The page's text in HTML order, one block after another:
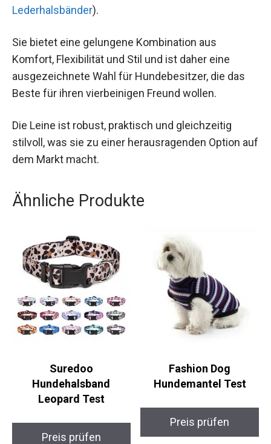
Lederhalsbänder).
Sie bietet eine gelungene Kombination aus
Komfort, Flexibilität und Stil und ist daher eine
ausgezeichnete Wahl für Hundebesitzer, die das
Beste für ihren vierbeinigen Freund wollen.
Die Leine ist robust, praktisch und gleichzeitig
stilvoll, was sie zu einer herausragenden Option auf
dem Markt macht.
Ähnliche Produkte
Suredoo
Hundehalsband
Leopard Test
Preis prüfen
Fashion Dog
Hundemantel Test
Preis prüfen